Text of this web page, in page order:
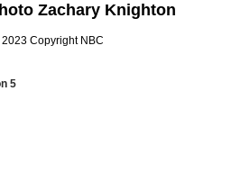
Zachary Knighton
2023 Copyright NBC
5